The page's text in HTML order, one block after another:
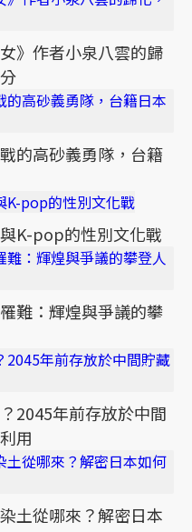
》作者小泉八雲的歸
的高砂義勇隊，台籍
K-pop的性別文化戰
難：輝煌與爭議的攀
2045年前存放於中間
用
土從哪來？解密日本